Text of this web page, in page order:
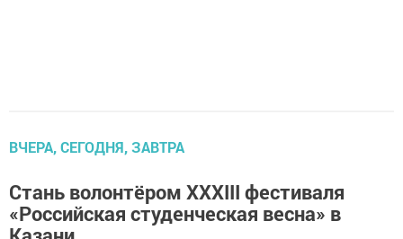
ВЧЕРА, СЕГОДНЯ, ЗАВТРА
Стань волонтёром XXXIII фестиваля
«Российская студенческая весна» в